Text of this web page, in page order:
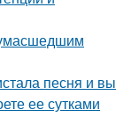
песня и вы
ее сутками